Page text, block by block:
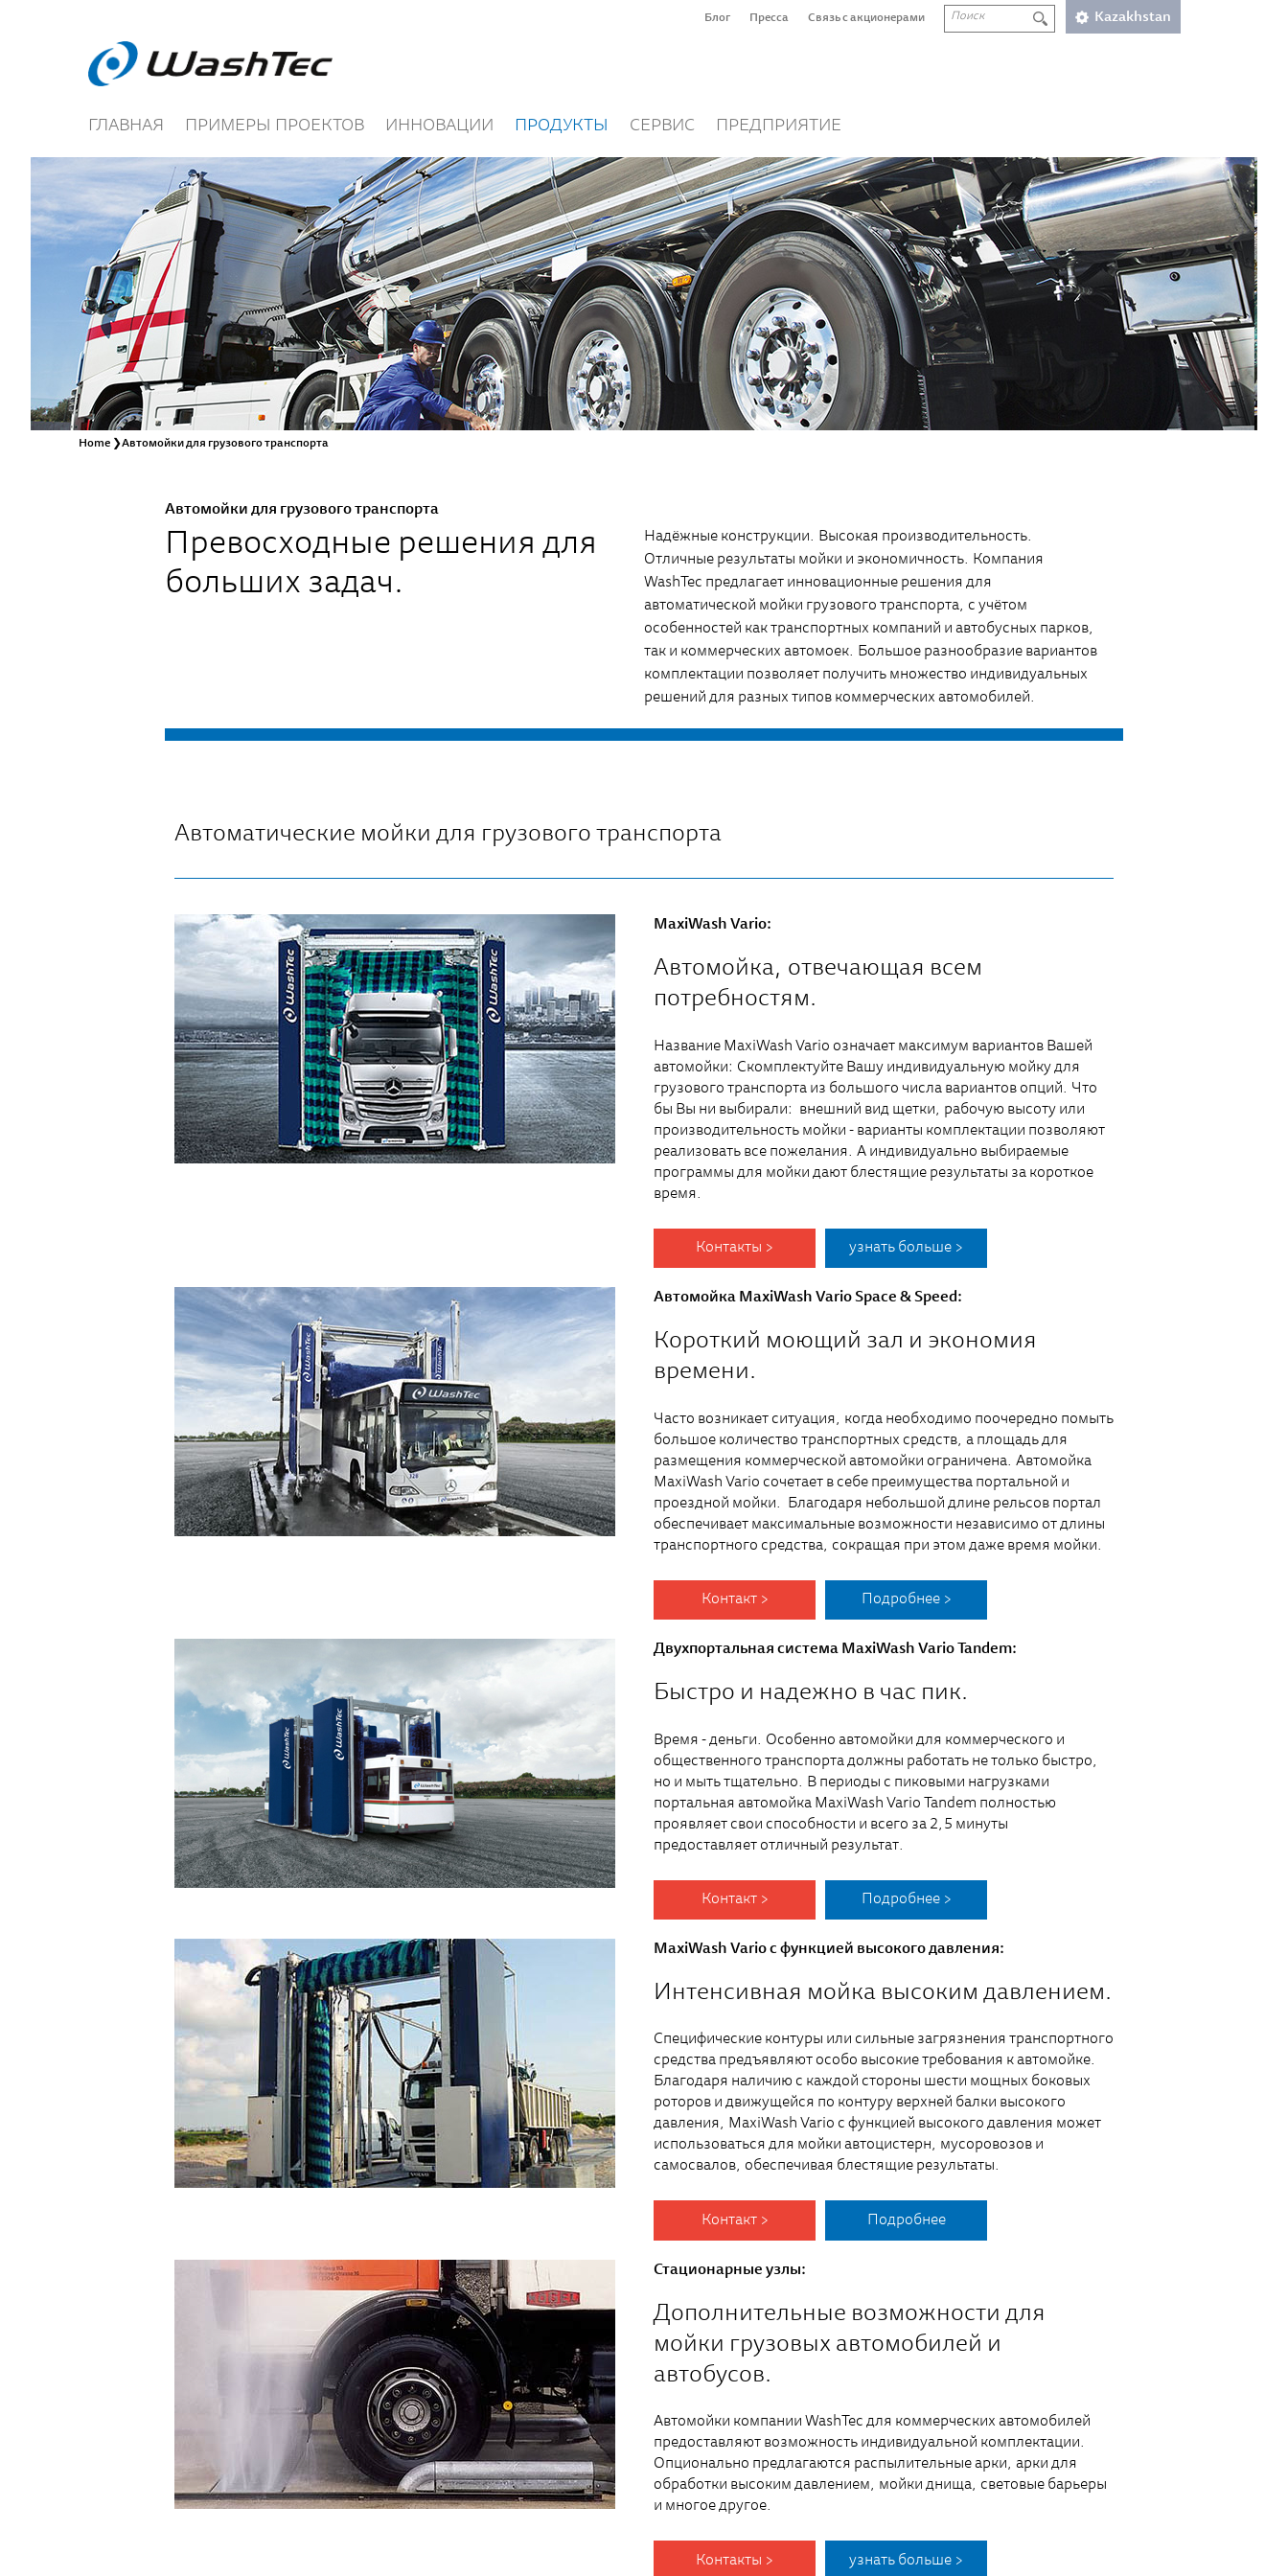
Блог Пресса Связь с акционерами Kazakhstan
ГЛАВНАЯ ПРИМЕРЫ ПРОЕКТОВ ИННОВАЦИИ ПРОДУКТЫ СЕРВИС ПРЕДПРИЯТИЕ
Home ❯Автомойки для грузового транспорта
Автомойки для грузового транспорта
Превосходные решения для
больших задач.
Надёжные конструкции. Высокая производительность.
Отличные результаты мойки и экономичность. Компания
WashTec предлагает инновационные решения для
автоматической мойки грузового транспорта, с учётом
особенностей как транспортных компаний и автобусных парков,
так и коммерческих автомоек. Большое разнообразие вариантов
комплектации позволяет получить множество индивидуальных
решений для разных типов коммерческих автомобилей.
Автоматические мойки для грузового транспорта
MaxiWash Vario:
Автомойка, отвечающая всем
потребностям.
Название MaxiWash Vario означает максимум вариантов Вашей
автомойки: Cкомплектуйте Вашу индивидуальную мойку для
грузового транспорта из большого числа вариантов опций. Что
бы Вы ни выбирали: внешний вид щетки, рабочую высоту или
производительность мойки - варианты комплектации позволяют
реализовать все пожелания. А индивидуально выбираемые
программы для мойки дают блестящие результаты за короткое
время.
Контакты > узнать больше >
Автомойка MaxiWash Vario Space & Speed:
Короткий моющий зал и экономия
времени.
Часто возникает ситуация, когда необходимо поочередно помыть
большое количество транспортных средств, а площадь для
размещения коммерческой автомойки ограничена. Автомойка
MaxiWash Vario сочетает в себе преимущества портальной и
проездной мойки. Благодаря небольшой длине рельсов портал
обеспечивает максимальные возможности независимо от длины
транспортного средства, сокращая при этом даже время мойки.
Контакт > Подробнее >
Двухпортальная система MaxiWash Vario Tandem:
Быстро и надежно в час пик.
Время - деньги. Особенно автомойки для коммерческого и
общественного транспорта должны работать не только быстро,
но и мыть тщательно. В периоды с пиковыми нагрузками
портальная автомойка MaxiWash Vario Tandem полностью
проявляет свои способности и всего за 2,5 минуты
предоставляет отличный результат.
Контакт > Подробнее >
MaxiWash Vario с функцией высокого давления:
Интенсивная мойка высоким давлением.
Специфические контуры или сильные загрязнения транспортного
средства предъявляют особо высокие требования к автомойке.
Благодаря наличию с каждой стороны шести мощных боковых
роторов и движущейся по контуру верхней балки высокого
давления, MaxiWash Vario с функцией высокого давления может
использоваться для мойки автоцистерн, мусоровозов и
самосвалов, обеспечивая блестящие результаты.
Контакт > Подробнее
Стационарные узлы:
Дополнительные возможности для
мойки грузовых автомобилей и
автобусов.
Автомойки компании WashTec для коммерческих автомобилей
предоставляют возможность индивидуальной комплектации.
Опционально предлагаются распылительные арки, арки для
обработки высоким давлением, мойки днища, световые барьеры
и многое другое.
Контакты > узнать больше >